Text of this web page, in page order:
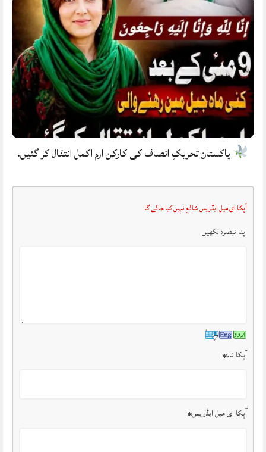
پاکستان تحریکِ انصاف کی کارکن ارم اکمل انتقال کر گئیں.
آپکا ای میل ایڈریس شائع نہیں کیا جائے گا
اپنا تبصرہ لکھیں
آپکا نام*
آپکا ای میل ایڈریس*